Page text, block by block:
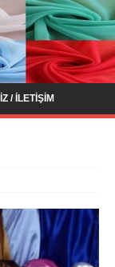
/ İLETIŞIM